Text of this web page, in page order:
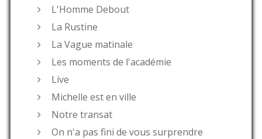
L'Homme Debout
La Rustine
La Vague matinale
Les moments de l'académie
Live
Michelle est en ville
Notre transat
On n'a pas fini de vous surprendre